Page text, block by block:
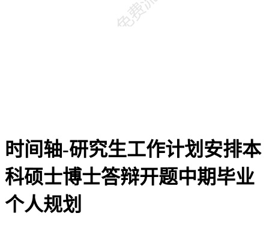
时间轴-研究生工作计划安排本
科硕士博士答辩开题中期毕业
个人规划